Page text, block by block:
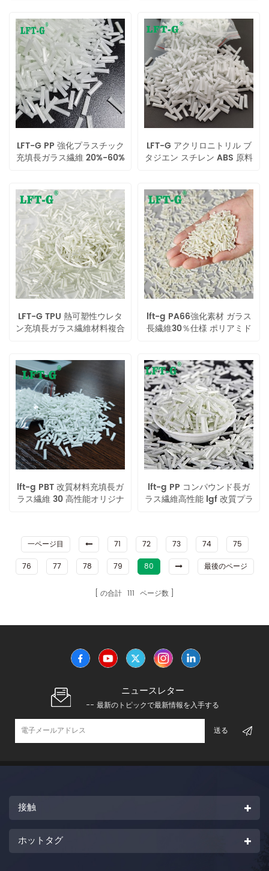
LFT-G PP 強化プラスチック
充填長ガラス繊維 20%-60%
LFT-G アクリロニトリル ブ
タジエン スチレン ABS 原料
LFT-G TPU 熱可塑性ウレタ
ン充填長ガラス繊維材料複合
lft-g PA66強化素材 ガラス
長繊維30％仕様 ポリアミド
lft-g PBT 改質材料充填長ガ
ラス繊維 30 高性能オリジナ
lft-g PP コンパウンド長ガ
ラス繊維高性能 lgf 改質プラ
一ページ目 71 72 73 74
75
76
77 78 79 80 最後のページ
の合計 111 ページ数
ニュースレター
-- 最新のトピックで最新情報を入手する
接触
ホットタグ